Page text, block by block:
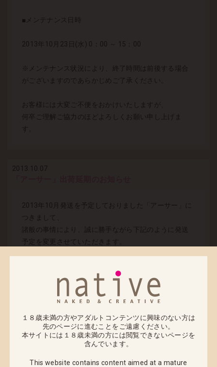
■メンテナンス日時
2013年10月23日(水) 0：00 ～ 15：00
※メンテナンス状況により、終了時間は前後する場合
がございますのであらかじめご了承ください。
お客様には大変ご不便をおかけいたしますが、
何卒ご理解ご協力のほどよろしくお願い申し上げま
す。
2013.10.07
2013年10月発送を予定しておりました「アーサー」に
つきまして、
諸般の事情により、誠に勝手ながら下記のように発送
予定を変更させていただきます。
出荷予定日は確定次第ご連絡差し上げます。
ご注文いただいている皆様にはご迷惑をおかけします
今しばらくお待ち下さいますようにお願い申し上げま
１８歳未満の方やアダルトコンテンツに興味のない方は
先のページに進むことをご遠慮ください。
本サイトには１８歳未満の方には閲覧できないページを
含んでいます。
This website contains content aimed at a mature